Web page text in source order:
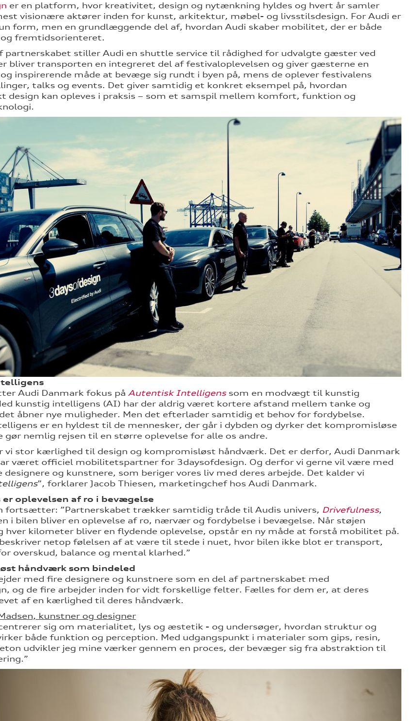
er en platform, hvor kreativitet, design og nytænkning hyldes og hvert år samler
visionære aktører inden for kunst, arkitektur, møbel- og livsstilsdesign. For Audi er
form, men en grundlæggende del af, hvordan Audi skaber mobilitet, der er både
fremtidsorienteret.
partnerskabet stiller Audi en shuttle service til rådighed for udvalgte gæster ved
bliver transporten en integreret del af festivaloplevelsen og giver gæsterne en
inspirerende måde at bevæge sig rundt i byen på, mens de oplever festivalens
talks og events. Det giver samtidig et konkret eksempel på, hvordan
design kan opleves i praksis – som et samspil mellem komfort, funktion og
Audi Danmark fokus på Autentisk Intelligenssom en modvægt til kunstig
kunstig intelligens (AI) har der aldrig været kortere afstand mellem tanke og
åbner nye muligheder. Men det efterlader samtidig et behov for fordybelse.
er en hyldest til de mennesker, der går i dybden og dyrker det kompromisløse
gør nemlig rejsen til en større oplevelse for alle os andre.
vi stor kærlighed til design og kompromisløst håndværk. Det er derfor, Audi Danmark
været officiel mobilitetspartner for 3daysofdesign. Og derfor vi gerne vil være med
designere og kunstnere, som beriger vores liv med deres arbejde. Det kalder vi
”, forklarer Jacob Thiesen, marketingchef hos Audi Danmark.
er oplevelsen af ro i bevægelse
fortsætter: ”Partnerskabet trækker samtidig tråde til Audis univers, Drivefulness,
i bilen bliver en oplevelse af ro, nærvær og fordybelse i bevægelse. Når støjen
hver kilometer bliver en flydende oplevelse, opstår en ny måde at forstå mobilitet på.
netop følelsen af at være til stede i nuet, hvor bilen ikke blot er transport,
overskud, balance og mental klarhed.”
håndværk som bindeled
med fire designere og kunstnere som en del af partnerskabet med
og de fire arbejder inden for vidt forskellige felter. Fælles for dem er, at deres
af en kærlighed til deres håndværk.
kunstner og designer
sig om materialitet, lys og æstetik - og undersøger, hvordan struktur og
både funktion og perception. Med udgangspunkt i materialer som gips, resin,
udvikler jeg mine værker gennem en proces, der bevæger sig fra abstraktion til